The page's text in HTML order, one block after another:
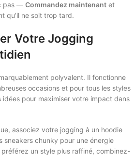
pas — Commandez maintenant et
qu’il ne soit trop tard.
Votre Jogging
polyvalent. Il fonctionne
occasions et pour tous les styles
idées pour maximiser votre impact dans
associez votre jogging à un hoodie
sneakers chunky pour une énergie
préférez un style plus raffiné, combinez-